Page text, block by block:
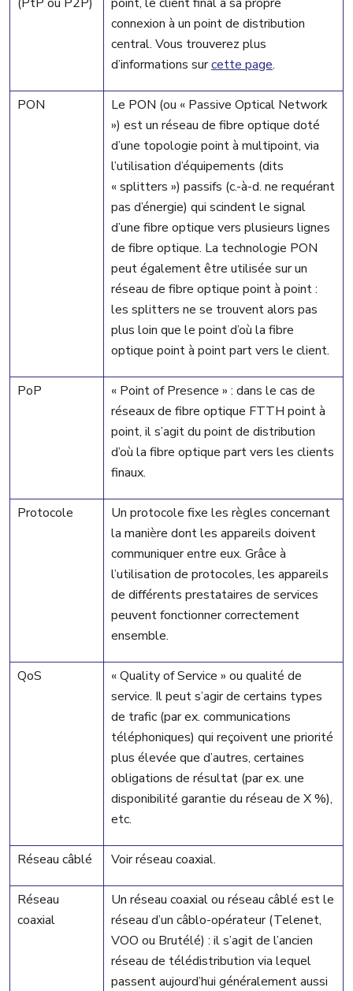
connexion à un point de distribution
central. Vous trouverez plus
d’informations surcette page.
PON
Le PON (ou « Passive Optical Network
») est un réseau de fibre optique doté
d’une topologie point à multipoint, via
l’utilisation d’équipements (dits
« splitters ») passifs (c.-à-d. ne requérant
pas d’énergie) qui scindent le signal
d’une fibre optique vers plusieurs lignes
de fibre optique. La technologie PON
peut également être utilisée sur un
réseau de fibre optique point à point :
les splitters ne se trouvent alors pas
plus loin que le point d’où la fibre
optique point à point part vers le client.
PoP
« Point of Presence » : dans le cas de
réseaux de fibre optique FTTH point à
point, il s’agit du point de distribution
d’où la fibre optique part vers les clients
finaux.
Protocole
Un protocole fixe les règles concernant
la manière dont les appareils doivent
communiquer entre eux. Grâce à
l’utilisation de protocoles, les appareils
de différents prestataires de services
peuvent fonctionner correctement
ensemble.
QoS
« Quality of Service » ou qualité de
service. Il peut s’agir de certains types
de trafic (par ex. communications
téléphoniques) qui reçoivent une priorité
plus élevée que d’autres, certaines
obligations de résultat (par ex. une
disponibilité garantie du réseau de X %),
etc.
Réseau câblé Voir réseau coaxial.
Réseau
coaxial
Un réseau coaxial ou réseau câblé est le
réseau d’un câblo-opérateur (Telenet,
VOO ou Brutélé) : il s’agit de l’ancien
réseau de télédistribution via lequel
passent aujourd’hui généralement aussi